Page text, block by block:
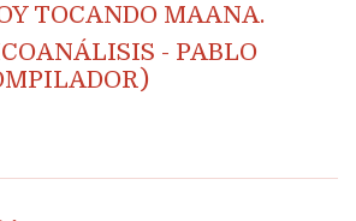
TOCANDO MAANA.
- PABLO